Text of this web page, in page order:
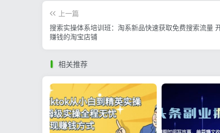
上一篇
搜索实操体系培训班：淘系新品快速获取免费搜索流量
赚钱的淘宝店铺
相关推荐